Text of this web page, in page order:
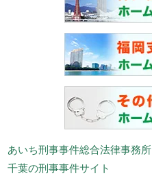
あいち刑事事件総合法律事務所
千葉の刑事事件サイト